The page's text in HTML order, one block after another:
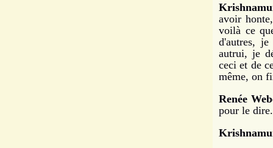
avoir
voilà ce
d'autres,
autrui, je
ceci et de
même, on
Renée
pour le dire.